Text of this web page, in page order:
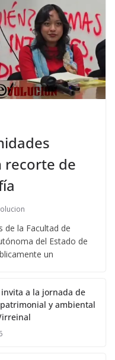
recorte de
de la Facultad de
del Estado de
un
a la jornada de
y ambiental